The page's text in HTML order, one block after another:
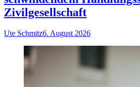
Zivilgesellschaft
Ute Schmitz6. August 2026